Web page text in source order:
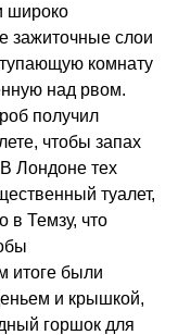
широко
зажиточные слои
комнату
над рвом.
получил
чтобы запах
В Лондоне тех
туалет,
в Темзу, что
итоге были
и крышкой,
горшок для